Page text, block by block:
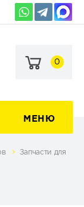
0
МЕНЮ
Запчасти для